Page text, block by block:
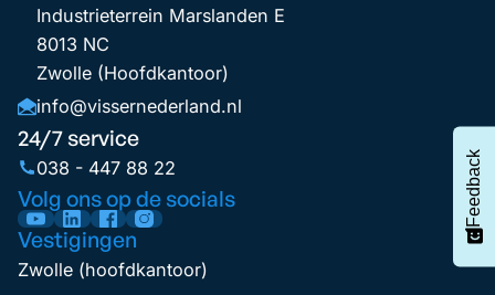
Industrieterrein Marslanden E
8013 NC
Zwolle (Hoofdkantoor)
info@vissernederland.nl
24/7 service
038 - 447 88 22
Volg ons op de socials
Vestigingen
Zwolle (hoofdkantoor)
Feedback